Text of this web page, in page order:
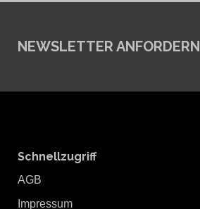
NEWSLETTER ANFORDERN
Schnellzugriff
AGB
Impressum